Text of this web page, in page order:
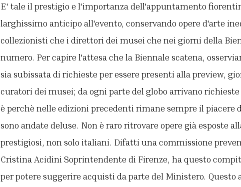
E' tale il prestigio e l'importanza dell'appuntamento
larghissimo anticipo all'evento, conservando opere d'arte
collezionisti che i direttori dei musei che nei giorni della
numero. Per capire l'attesa che la Biennale scatena,
sia subissata di richieste per essere presenti alla preview,
curatori dei musei; da ogni parte del globo arrivano richieste
è perchè nelle edizioni precedenti rimane sempre il piacere
sono andate deluse. Non è raro ritrovare opere già esposte
prestigiosi, non solo italiani. Difatti una commissione
Cristina Acidini Soprintendente di Firenze, ha questo
per potere suggerire acquisti da parte del Ministero.